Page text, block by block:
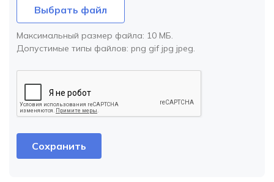
Выбрать файл
Максимальный размер файла: 10 МБ.
Допустимые типы файлов: png gif jpg jpeg.